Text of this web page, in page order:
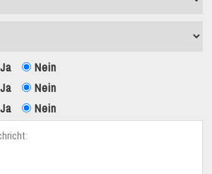
Ja
Nein
Ja
Nein
Ja Nein